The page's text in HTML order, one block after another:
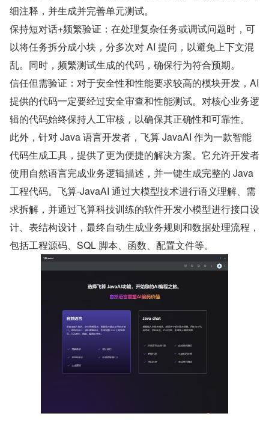
细注释，并生成并完善单元测试。
保持短对话+频繁验证：在处理复杂任务或调试问题时，可
以将任务拆分成小块，分多次对 AI 提问，以避免上下文混
乱。同时，频繁测试生成的代码，确保行为符合预期。
信任但需验证：对于安全性和性能要求较高的模块开发，AI
提供的代码一定要经过安全审查和性能测试。对核心业务逻
辑的代码始终保持人工审核，以确保其正确性和可靠性。
此外，针对 Java 语言开发者，飞算 JavaAI 作为一款智能
代码生成工具，提供了更为便捷的解决方案。它允许开发者
使用自然语言完成业务逻辑描述，并一键生成完整的 Java
工程代码。飞算-JavaAI 通过大模型技术进行语义理解、需
求拆解，并通过飞算科技训练的软件开发小模型进行接口设
计、表结构设计，最终自动生成业务规则和数据处理流程，
包括工程源码、SQL 脚本、函数、配置文件等。